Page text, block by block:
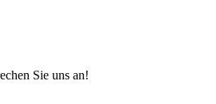
Sie uns an!